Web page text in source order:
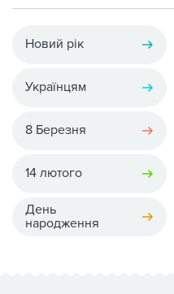
Новий рік
Українцям
8 Березня
14 лютого
День
народження